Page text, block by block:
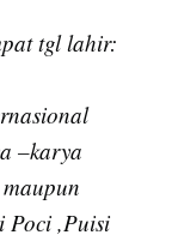
tgl lahir:
–karya
Poci ,Puisi